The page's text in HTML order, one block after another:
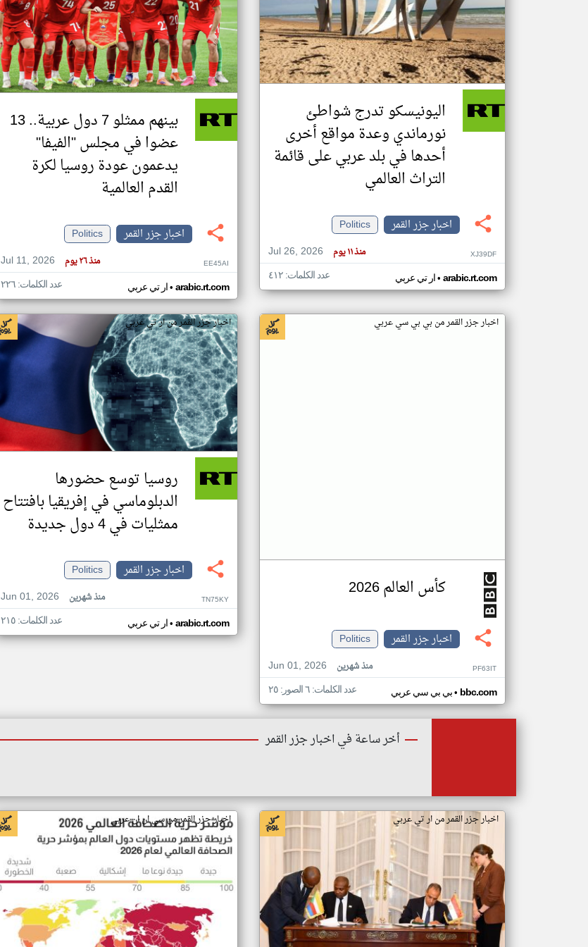
اليونيسكو تدرج شواطئ
نورماندي وعدة مواقع أخرى
أحدها في بلد عربي على قائمة
التراث العالمي
اخبار جزر القمر
Politics
Jul 26, 2026
منذ ١١ يوم XJ39DF
ار تي عربي• arabic.rt.com عدد الكلمات: ٤١٢
بينهم ممثلو 7 دول عربية.. 13
عضوا في مجلس "الفيفا"
يدعمون عودة روسيا لكرة
القدم العالمية
اخبار جزر القمر
Politics
Jul 11, 2026
منذ ٢٦ يوم EE45AI
ار تي عربي• arabic.rt.com عدد الكلمات: ٢٢٦
اخبار جزر القمر من بي بي سي عربي
كأس العالم 2026
اخبار جزر القمر
Politics
Jun 01, 2026
منذ شهرين PF63IT
بي بي سي عربي• bbc.com عدد الكلمات: ٦ الصور: ٢٥
اخبار جزر القمر من ار تي عربي
روسيا توسع حضورها
الدبلوماسي في إفريقيا بافتتاح
ممثليات في 4 دول جديدة
اخبار جزر القمر
Politics
Jun 01, 2026
منذ شهرين TN75KY
ار تي عربي• arabic.rt.com عدد الكلمات: ٢١٥
أخر ساعة في اخبار جزر القمر
اخبار جزر القمر من ار تي عربي اخبار جزر القمر من سي ان ان عربي